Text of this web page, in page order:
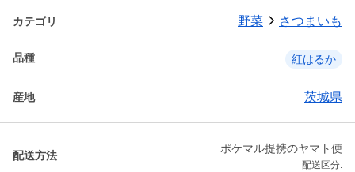
カテゴリ 野菜 さつまいも
品種 紅はるか
産地 茨城県
配送方法
ポケマル提携のヤマト便
配送区分: